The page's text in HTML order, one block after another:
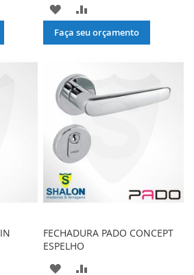
ADICIONAR
À
DE
DESEJOS
PARA
Faça seu orçamento
FECHADURA PADO CONCEPT
ESPELHO
ADICIONAR